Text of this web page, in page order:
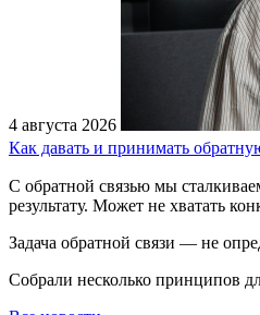
4 августа 2026
Как давать и принимать
С обратной связью мы
результату. Может не хватать
Задача обратной связи — не
Собрали несколько принципов